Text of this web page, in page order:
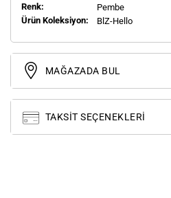
Renk:
Pembe
Ürün Koleksiyon:
BlZ-Hello
MAĞAZADA BUL
TAKSIT SEÇENEKLERI